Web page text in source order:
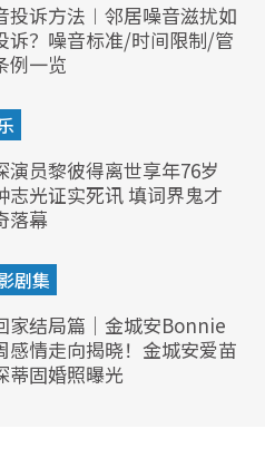
投诉方法︱邻居噪音滋扰如
诉？噪音标准/时间限制/管
例一览
演员黎彼得离世享年76岁
志光证实死讯 填词界鬼才
落幕
剧集
家结局篇｜金城安Bonnie
感情走向揭晓！金城安爱苗
蒂固婚照曝光